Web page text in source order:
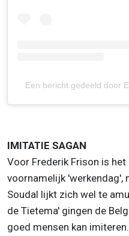
Een bericht gedeeld door
IMITATIE SAGAN
Voor Frederik Frison is
voornamelijk 'werkendag',
Soudal lijkt zich wel te
de Tietema' gingen de
goed mensen kan